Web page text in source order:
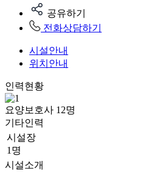
공유하기
전화상담하기
시설안내
위치안내
인력현황
요양보호사 12명
기타인력
시설장
1명
시설소개